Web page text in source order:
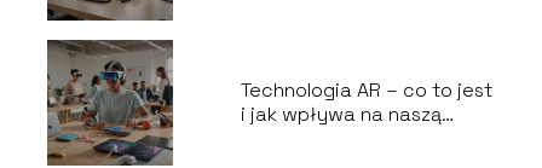
Technologia AR – co to jest
i jak wpływa na naszą